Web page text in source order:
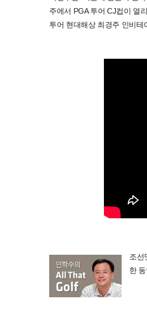
주에서 PGA 투어 CJ컵이 열
투어 현대해상 최경주 인비
조선
한